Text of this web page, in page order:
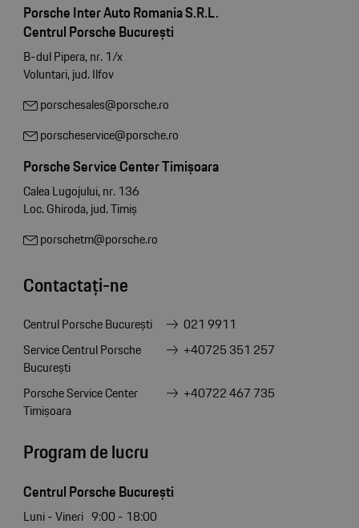
Porsche Inter Auto Romania S.R.L.
Centrul Porsche București
B-dul Pipera, nr. 1/x
Voluntari, jud. Ilfov
porschesales@porsche.ro
porscheservice@porsche.ro
Porsche Service Center Timișoara
Calea Lugojului, nr. 136
Loc. Ghiroda, jud. Timiș
porschetm@porsche.ro
Contactați-ne
Centrul Porsche București
021 9911
Service Centrul Porsche
București
+40725 351 257
Porsche Service Center
Timișoara
+40722 467 735
Program de lucru
Centrul Porsche București
Luni - Vineri 9:00 - 18:00